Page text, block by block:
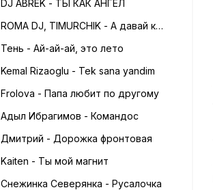
DJ ABREK - ТЫ КАК АНГЕЛ
ROMA DJ, TIMURCHIK - А давай кружитись в танці
Тень - Ай-ай-ай, это лето
Kemal Rizaoglu - Tek sana yandim
Frolova - Папа любит по другому
Адыл Ибрагимов - Командос
Дмитрий - Дорожка фронтовая
Kaiten - Ты мой магнит
Снежинка Северянка - Русалочка